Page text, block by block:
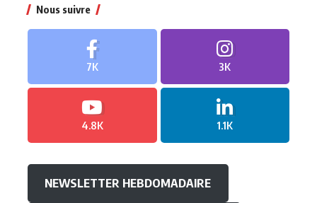
Nous suivre
7K 3K
4.8K 1.1K
NEWSLETTER HEBDOMADAIRE